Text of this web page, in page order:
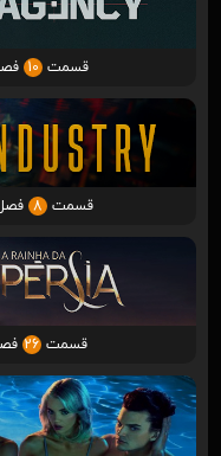
قسمت 10
قسمت 8
قسمت26